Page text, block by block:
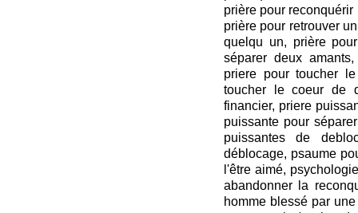
prière pour
prière pour retrouver
quelqu un, prière
séparer deux
priere pour toucher
toucher le coeur de
financier, priere
puissante pour
puissantes de
déblocage, psaume
l'être aimé,
abandonner la
homme blessé par